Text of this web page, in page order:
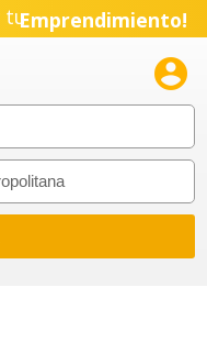
tuEmprendimiento!
